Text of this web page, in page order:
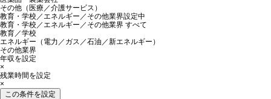
その他（医療／介護サービス）
教育・学校／エネルギー／その他業界設定中
教育・学校／エネルギー／その他業界 すべて
教育／学校
エネルギー（電力／ガス／石油／新エネルギー）
その他業界
年収を設定
×
残業時間を設定
×
この条件を設定